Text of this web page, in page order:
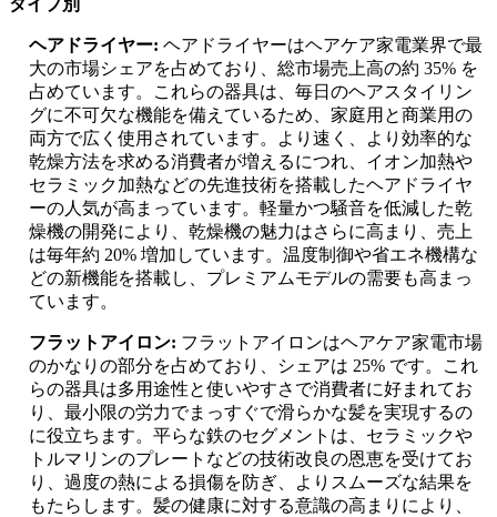
タイプ別
ヘアドライヤー: ヘアドライヤーはヘアケア家電業界で最
大の市場シェアを占めており、総市場売上高の約 35% を
占めています。これらの器具は、毎日のヘアスタイリン
グに不可欠な機能を備えているため、家庭用と商業用の
両方で広く使用されています。より速く、より効率的な
乾燥方法を求める消費者が増えるにつれ、イオン加熱や
セラミック加熱などの先進技術を搭載したヘアドライヤ
ーの人気が高まっています。軽量かつ騒音を低減した乾
燥機の開発により、乾燥機の魅力はさらに高まり、売上
は毎年約 20% 増加しています。温度制御や省エネ機構な
どの新機能を搭載し、プレミアムモデルの需要も高まっ
ています。
フラットアイロン: フラットアイロンはヘアケア家電市場
のかなりの部分を占めており、シェアは 25% です。これ
らの器具は多用途性と使いやすさで消費者に好まれてお
り、最小限の労力でまっすぐで滑らかな髪を実現するの
に役立ちます。平らな鉄のセグメントは、セラミックや
トルマリンのプレートなどの技術改良の恩恵を受けてお
り、過度の熱による損傷を防ぎ、よりスムーズな結果を
もたらします。髪の健康に対する意識の高まりにより、